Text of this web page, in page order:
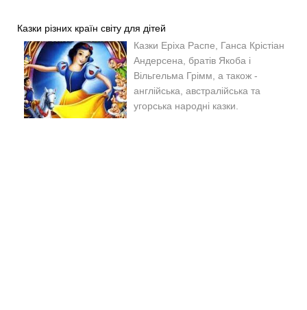
Казки різних країн світу для дітей
Казки Еріха Распе, Ганса Крістіан
Андерсена, братів Якоба і
Вільгельма Грімм, а також -
англійська, австралійська та
угорська народні казки.